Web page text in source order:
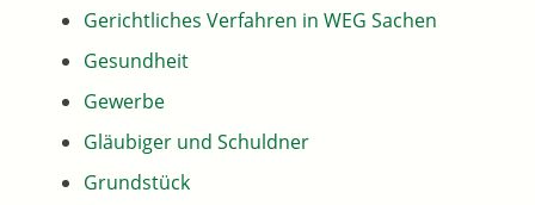
Gerichtliches Verfahren in WEG Sachen
Gesundheit
Gewerbe
Gläubiger und Schuldner
Grundstück